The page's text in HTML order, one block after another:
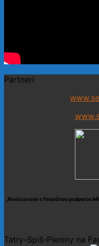
Partneri
„Realizované s finančnou podporou
Tatry-Spiš-Pieniny na